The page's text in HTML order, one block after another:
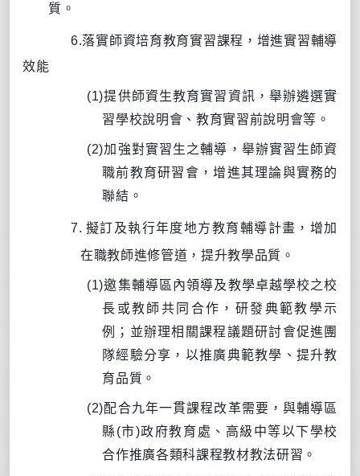
質。
6.落實師資培育教育實習課程，增進實習輔導
效能
(1)提供師資生教育實習資訊，舉辦遴選實
習學校說明會、教育實習前說明會等。
(2)加強對實習生之輔導，舉辦實習生師資
職前教育研習會，增進其理論與實務的
聯結。
7. 擬訂及執行年度地方教育輔導計畫，增加
在職教師進修管道，提升教學品質。
(1)邀集輔導區內領導及教學卓越學校之校
長或教師共同合作，研發典範教學示
例；並辦理相關課程議題研討會促進團
隊經驗分享，以推廣典範教學、提升教
育品質。
(2)配合九年一貫課程改革需要，與輔導區
縣 (市)政府教育處、高級中等以下學校
合作推廣各類科課程教材教法研習。